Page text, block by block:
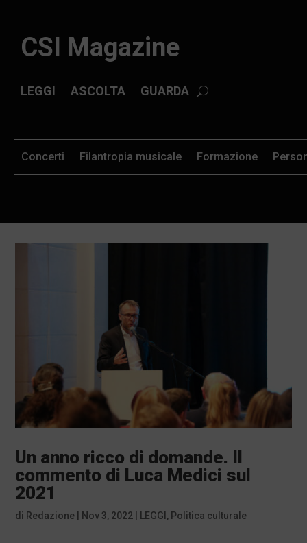
CSI Magazine
ASCOLTA GUARDA
LEGGI
Formazione
Concerti Filantropia musicale
Un anno ricco di domande. Il
commento di Luca Medici sul
2021
di Redazione Nov 3, 2022 LEGGI , Politica culturale